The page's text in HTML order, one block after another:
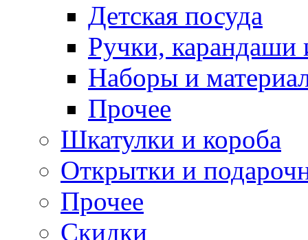
Детская посуда
Ручки,
Наборы и
Прочее
Шкатулки и короба
Открытки и
Прочее
Скидки